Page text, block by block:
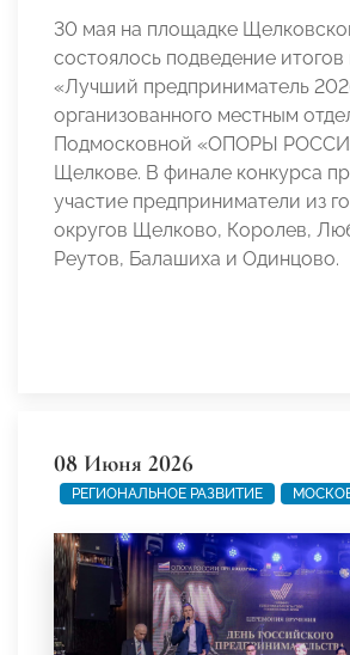
30 мая на площадке
состоялось подведение итогов
«Лучший предприниматель
организованного местным
Подмосковной «ОПОРЫ
Щелкове. В финале конкурса
участие предприниматели из
округов Щелково, Королев,
Реутов, Балашиха и Одинцово.
08 Июня 2026
РЕГИОНАЛЬНОЕ РАЗВИТИЕ